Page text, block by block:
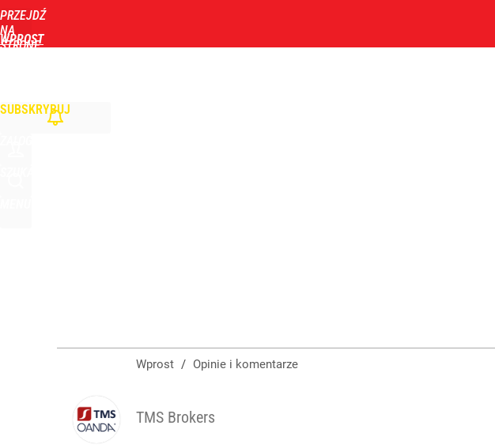
PRZEJDŹ
NA
STRONĘ
WPROST
SUBSKRYBUJ
Wprost / Opinie i komentarze
TMS Brokers